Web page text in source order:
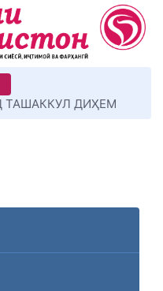
ТАШАККУЛ ДИҲЕМ